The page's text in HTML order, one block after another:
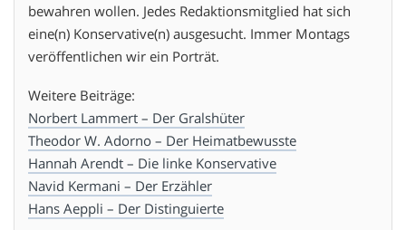
bewahren wollen. Jedes Redaktionsmitglied hat sich
eine(n) Konservative(n) ausgesucht. Immer Montags
veröffentlichen wir ein Porträt.
Weitere Beiträge:
Norbert Lammert – Der Gralshüter
Theodor W. Adorno – Der Heimatbewusste
Hannah Arendt – Die linke Konservative
Navid Kermani – Der Erzähler
Hans Aeppli – Der Distinguierte